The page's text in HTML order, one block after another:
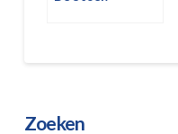
Zoeken